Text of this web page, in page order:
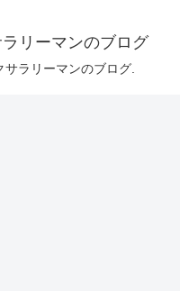
リーマンのブログ
ラリーマンのブログ.